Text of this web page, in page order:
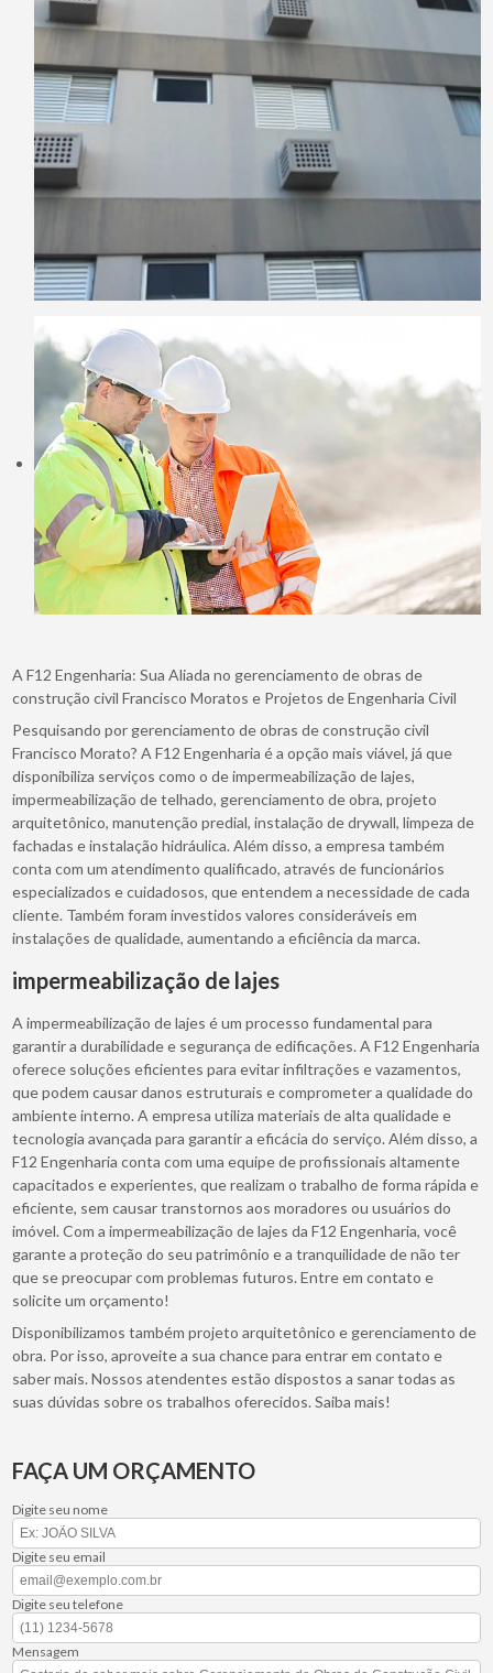
A F12 Engenharia: Sua Aliada no gerenciamento de obras de
construção civil Francisco Moratos e Projetos de Engenharia Civil
Pesquisando por gerenciamento de obras de construção civil
Francisco Morato? A F12 Engenharia é a opção mais viável, já que
disponibiliza serviços como o de impermeabilização de lajes,
impermeabilização de telhado, gerenciamento de obra, projeto
arquitetônico, manutenção predial, instalação de drywall, limpeza de
fachadas e instalação hidráulica. Além disso, a empresa também
conta com um atendimento qualificado, através de funcionários
especializados e cuidadosos, que entendem a necessidade de cada
cliente. Também foram investidos valores consideráveis em
instalações de qualidade, aumentando a eficiência da marca.
impermeabilização de lajes
A impermeabilização de lajes é um processo fundamental para
garantir a durabilidade e segurança de edificações. A F12 Engenharia
oferece soluções eficientes para evitar infiltrações e vazamentos,
que podem causar danos estruturais e comprometer a qualidade do
ambiente interno. A empresa utiliza materiais de alta qualidade e
tecnologia avançada para garantir a eficácia do serviço. Além disso, a
F12 Engenharia conta com uma equipe de profissionais altamente
capacitados e experientes, que realizam o trabalho de forma rápida e
eficiente, sem causar transtornos aos moradores ou usuários do
imóvel. Com a impermeabilização de lajes da F12 Engenharia, você
garante a proteção do seu patrimônio e a tranquilidade de não ter
que se preocupar com problemas futuros. Entre em contato e
solicite um orçamento!
Disponibilizamos também projeto arquitetônico e gerenciamento de
obra. Por isso, aproveite a sua chance para entrar em contato e
saber mais. Nossos atendentes estão dispostos a sanar todas as
suas dúvidas sobre os trabalhos oferecidos. Saiba mais!
FAÇA UM ORÇAMENTO
Digite seu nome
Digite seu email
Digite seu telefone
Mensagem